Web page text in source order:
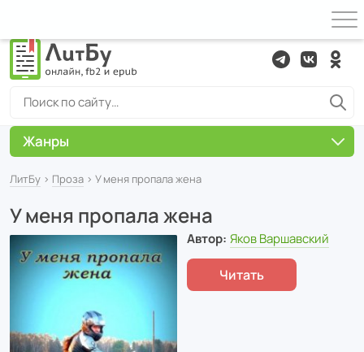
ЛитБу › Проза › У меня пропала жена
У меня пропала жена
Автор: Яков Варшавский
Читать
Жанры